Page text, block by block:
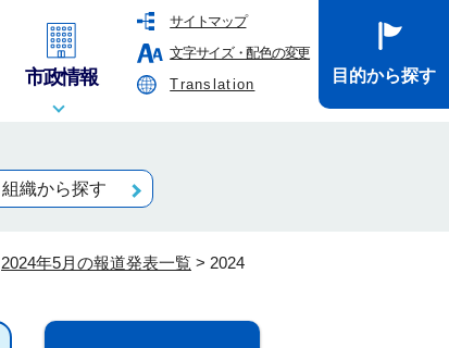
サイトマップ
文字サイズ・配色の変更
Translation
市政情報 目的から探す
組織から探す
2024年5月の報道発表一覧 > 2024